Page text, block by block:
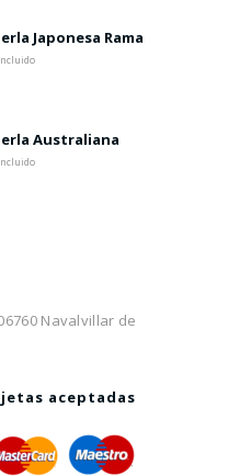
Japonesa Rama
Australiana
Navalvillar de
aceptadas